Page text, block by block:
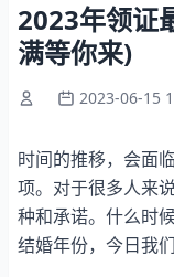
2023年领证
满等你来)
2023-06-15
时间的推移，会面
项。对于很多人来
种和承诺。什么时
结婚年份，今日我